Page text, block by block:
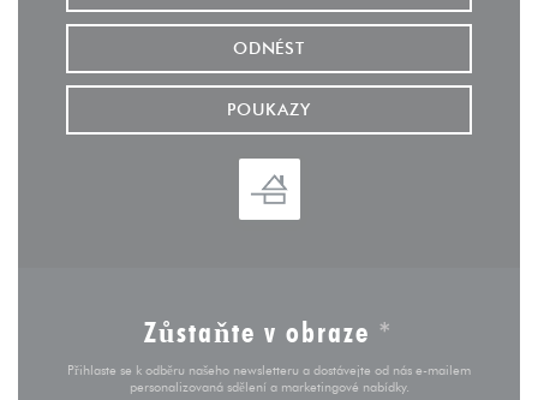
ODNÉST
POUKAZY
Zůstaňte v obraze *
Přihlaste se k odběru našeho newsletteru a dostávejte od nás e-mailem
personalizovaná sdělení a marketingové nabídky.